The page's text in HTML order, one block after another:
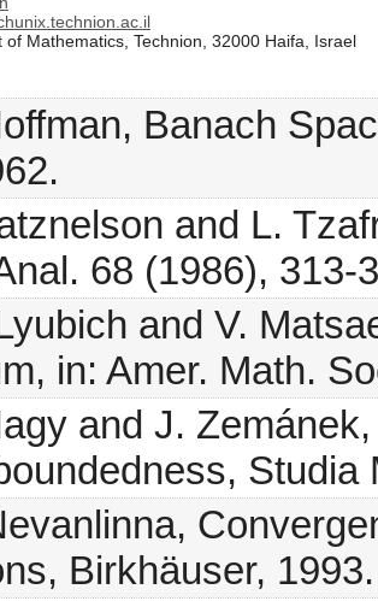
of Mathematics, Technion, 32000 Haifa, Israel
Banach
and L.
68 (1986), 313-
and V.
in: Amer. Math.
and J.
Birkhäuser, 1993.